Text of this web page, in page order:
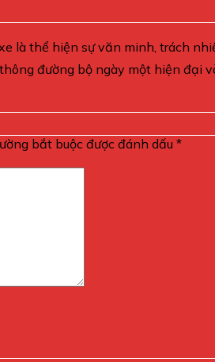
xe là thể hiện sự văn minh, trách
đường bộ ngày một hiện đại
bắt buộc được đánh dấu *